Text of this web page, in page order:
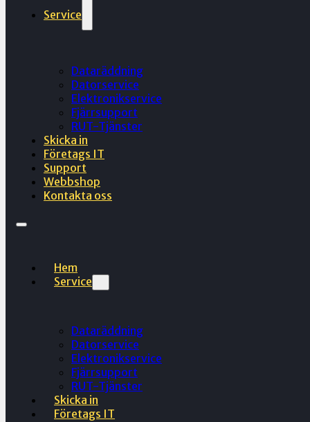
Service
Dataräddning
Datorservice
Elektronikservice
Fjärrsupport
RUT-Tjänster
Skicka in
Företags IT
Support
Webbshop
Kontakta oss
Hem
Service
Dataräddning
Datorservice
Elektronikservice
Fjärrsupport
RUT-Tjänster
Skicka in
Företags IT